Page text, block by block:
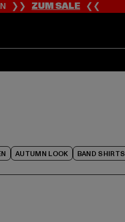
❯❯ZUM SALE❮❮
AUTUMN LOOK BAND SHIRTS